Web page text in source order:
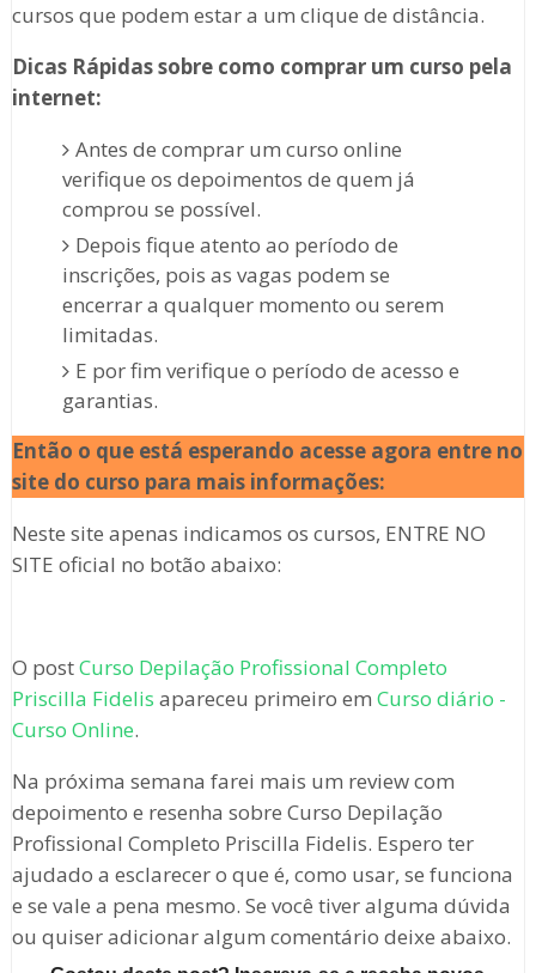
cursos que podem estar a um clique de distância.
Dicas Rápidas sobre como comprar um curso pela
internet:
Antes de comprar um curso online
verifique os depoimentos de quem já
comprou se possível.
Depois fique atento ao período de
inscrições, pois as vagas podem se
encerrar a qualquer momento ou serem
limitadas.
E por fim verifique o período de acesso e
garantias.
Então o que está esperando acesse agora entre no
site do curso para mais informações:
Neste site apenas indicamos os cursos, ENTRE NO
SITE oficial no botão abaixo:
O postCurso Depilação Profissional Completo
Priscilla Fidelis apareceu primeiro em Curso diário -
Curso Online.
Na próxima semana farei mais um review com
depoimento e resenha sobre Curso Depilação
Profissional Completo Priscilla Fidelis. Espero ter
ajudado a esclarecer o que é, como usar, se funciona
e se vale a pena mesmo. Se você tiver alguma dúvida
ou quiser adicionar algum comentário deixe abaixo.